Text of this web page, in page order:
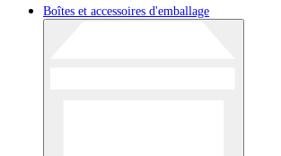
Boîtes et accessoires d'emballage